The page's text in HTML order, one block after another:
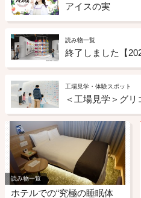
アイスの実
読み物一覧
工場見学・体験スポット
＜工場見学＞グリ
読み物一覧
ホテルでの“究極の睡眠体